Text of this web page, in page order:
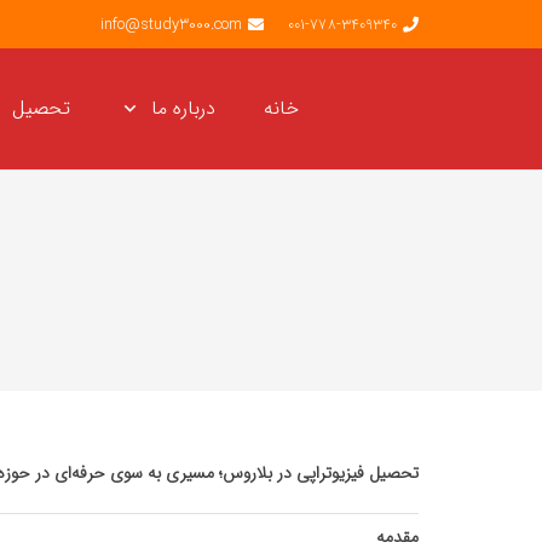
001-778-3409340
info@study3000.com
خانه درباره ما تحصیل
تحصیل فیزیوتراپی در بلاروس؛ مسیری به سوی حرفه‌ای در